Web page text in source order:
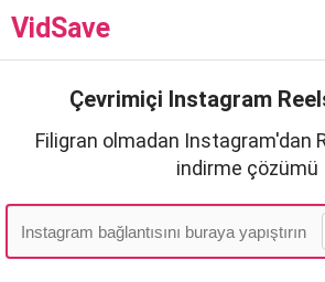
VidSave
Çevrimiçi Instagram
Filigran olmadan Instagram'dan
indirme çözümü